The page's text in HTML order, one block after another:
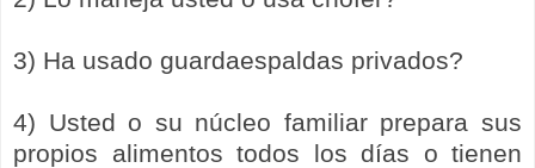
3) Ha usado guardaespaldas privados?
4) Usted o su núcleo familiar prepara sus
propios alimentos todos los días o tienen